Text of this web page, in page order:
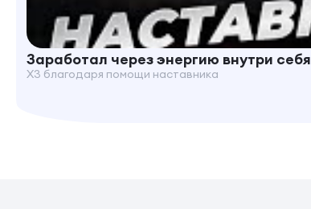
Заработал через энергию внутри себя
X3 благодаря помощи наставника